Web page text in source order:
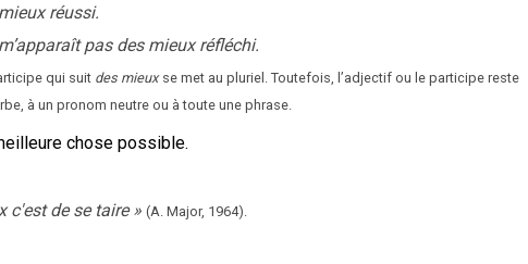
réussi.
pas des mieux réfléchi.
qui suit des mieux se met au pluriel. Toutefois, l’adjectif ou le participe reste
à un pronom neutre ou à toute une phrase.
chose possible.
c'est de se taire » (A. Major, 1964).